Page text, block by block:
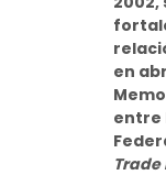
en
entre
Trade